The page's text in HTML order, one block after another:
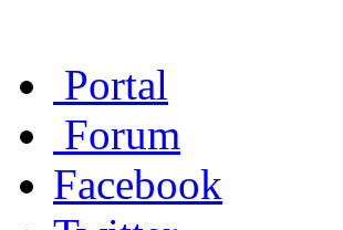
Portal
Forum
Facebook